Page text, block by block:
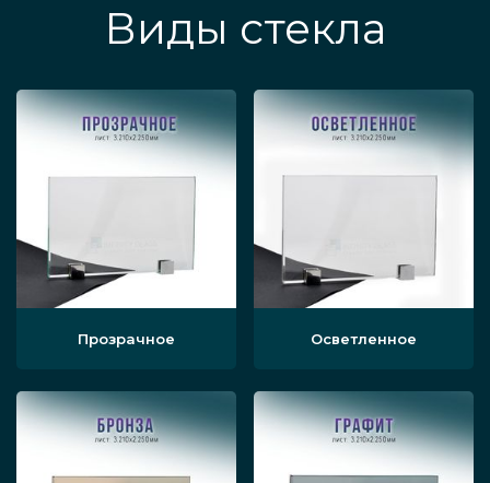
Виды стекла
Прозрачное Осветленное